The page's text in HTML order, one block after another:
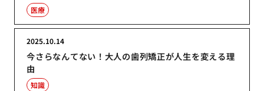
医療
今さらなんてない！大人の歯列矯正が人生を変える理
由
2025.10.14
知識